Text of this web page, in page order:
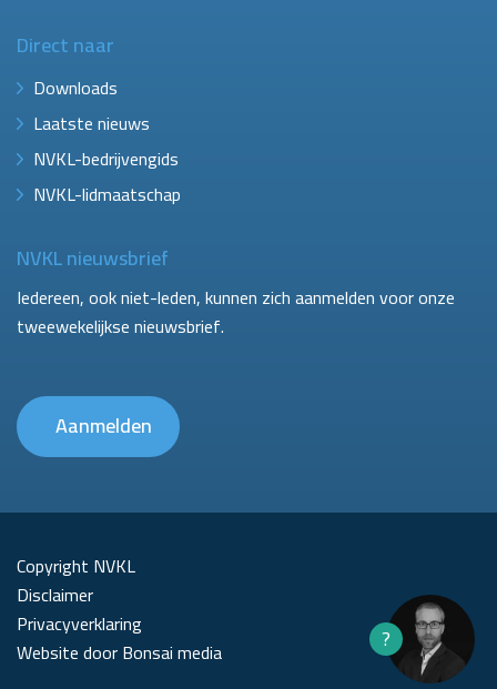
Direct naar
Downloads
Laatste nieuws
NVKL-bedrijvengids
NVKL-lidmaatschap
NVKL nieuwsbrief
Iedereen, ook niet-leden, kunnen zich aanmelden voor onze
tweewekelijkse nieuwsbrief.
Aanmelden
Copyright NVKL
Disclaimer
Privacyverklaring
Website door Bonsai media
?